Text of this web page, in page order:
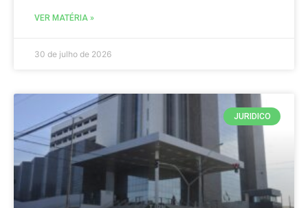
VER MATÉRIA »
30 de julho de 2026
JURIDICO